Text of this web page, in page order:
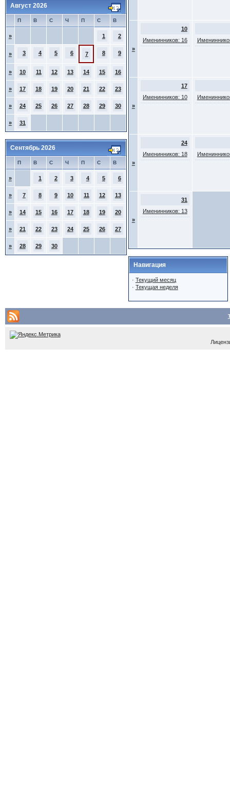
Август 2026
П В С Ч П С В
» 1 2
» 3 4 5 6 7 8 9
» 10 11 12 13 14 15 16
» 17 18 19 20 21 22 23
» 24 25 26 27 28 29 30
» 31
Сентябрь 2026
П В С Ч П С В
» 1 2 3 4 5 6
» 7 8 9 10 11 12 13
» 14 15 16 17 18 19 20
» 21 22 23 24 25 26 27
» 28 29 30
»
10
Именинников: 16
»
17
Именинников: 10
»
24
Именинников: 18
»
31
Именинников: 13
Навигация
· Текущий месяц
· Текущая неделя